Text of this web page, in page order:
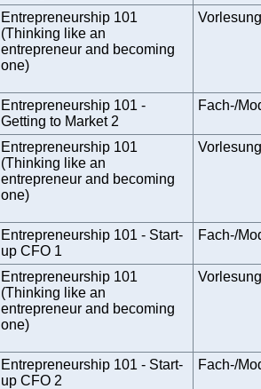
Entrepreneurship 101
(Thinking like an
entrepreneur and becoming
one)
Entrepreneurship 101 -
Getting to Market 2
Fach-/
Entrepreneurship 101
(Thinking like an
entrepreneur and becoming
one)
Entrepreneurship 101 - Start-
up CFO 1
Fach-/
Entrepreneurship 101
(Thinking like an
entrepreneur and becoming
one)
Entrepreneurship 101 - Start-
up CFO 2
Fach-/